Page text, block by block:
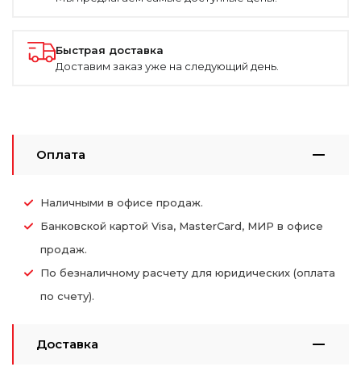
Быстрая доставка
Доставим заказ уже на следующий день.
Оплата
Наличными в офисе продаж.
Банковской картой Visa, MasterCard, МИР в офисе
продаж.
По безналичному расчету для юридических (оплата
по счету).
Доставка